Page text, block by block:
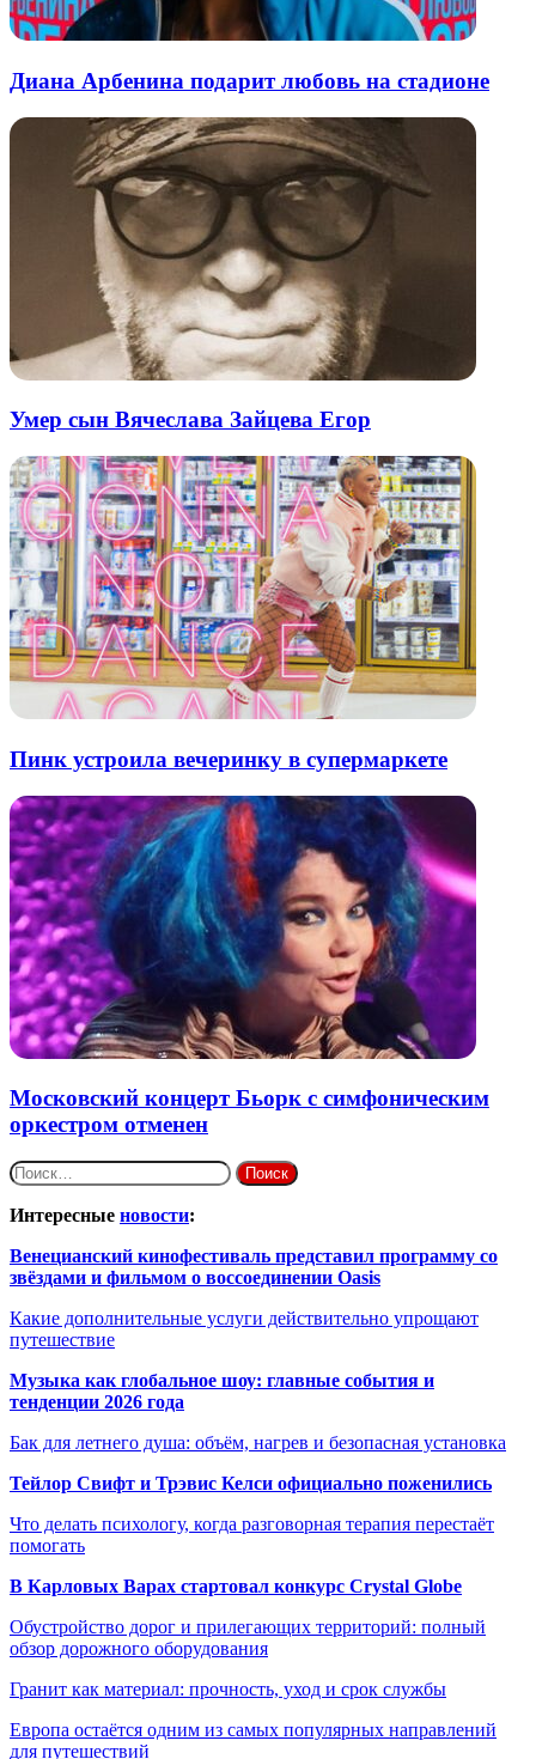
Диана Арбенина подарит любовь на стадионе
Умер сын Вячеслава Зайцева Егор
Пинк устроила вечеринку в супермаркете
Московский концерт Бьорк с симфоническим
оркестром отменен
Найти:
Интересные новости:
Венецианский кинофестиваль представил программу со
звёздами и фильмом о воссоединении Oasis
Какие дополнительные услуги действительно упрощают
путешествие
Музыка как глобальное шоу: главные события и
тенденции 2026 года
Бак для летнего душа: объём, нагрев и безопасная установка
Тейлор Свифт и Трэвис Келси официально поженились
Что делать психологу, когда разговорная терапия перестаёт
помогать
В Карловых Варах стартовал конкурс Crystal Globe
Обустройство дорог и прилегающих территорий: полный
обзор дорожного оборудования
Гранит как материал: прочность, уход и срок службы
Европа остаётся одним из самых популярных направлений
для путешествий